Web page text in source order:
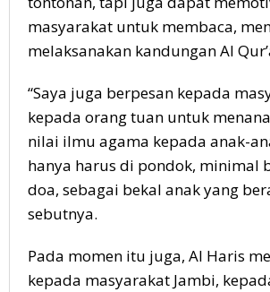
masyarakat untuk membaca,
melaksanakan kandungan Al
“Saya juga berpesan kepada
kepada orang tuan untuk
nilai ilmu agama kepada anak-
hanya harus di pondok, minimal
doa, sebagai bekal anak yang
sebutnya.
Pada momen itu juga, Al Haris
kepada masyarakat Jambi,